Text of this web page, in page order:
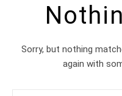
Sorry, but nothing
again with